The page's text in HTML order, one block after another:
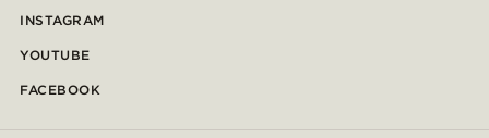
INSTAGRAM
YOUTUBE
FACEBOOK